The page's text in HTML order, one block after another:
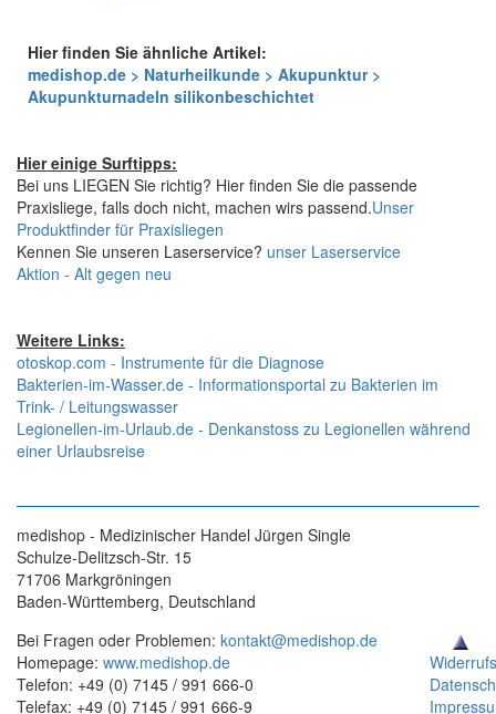
Hier finden Sie ähnliche Artikel:
medishop.de > Naturheilkunde > Akupunktur >
Akupunkturnadeln silikonbeschichtet
Hier einige Surftipps:
Bei uns LIEGEN Sie richtig? Hier finden Sie die passende
Praxisliege, falls doch nicht, machen wirs passend.Unser
Produktfinder für Praxisliegen
Kennen Sie unseren Laserservice? unser Laserservice
Aktion - Alt gegen neu
Weitere Links:
otoskop.com - Instrumente für die Diagnose
Bakterien-im-Wasser.de - Informationsportal zu Bakterien im
Trink- / Leitungswasser
Legionellen-im-Urlaub.de - Denkanstoss zu Legionellen während
einer Urlaubsreise
medishop - Medizinischer Handel Jürgen Single
Schulze-Delitzsch-Str. 15
71706 Markgröningen
Baden-Württemberg, Deutschland
Bei Fragen oder Problemen: kontakt@medishop.de
Homepage: www.medishop.de
Telefon: +49 (0) 7145 / 991 666-0
Telefax: +49 (0) 7145 / 991 666-9